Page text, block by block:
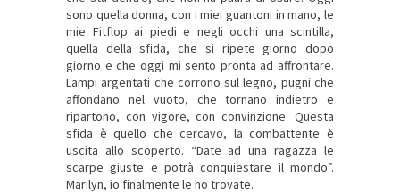
sono quella donna, con i miei guantoni in mano, le
mie Fitflop ai piedi e negli occhi una scintilla,
quella della sfida, che si ripete giorno dopo
giorno e che oggi mi sento pronta ad affrontare.
Lampi argentati che corrono sul legno, pugni che
affondano nel vuoto, che tornano indietro e
ripartono, con vigore, con convinzione. Questa
sfida è quello che cercavo, la combattente è
uscita allo scoperto. “Date ad una ragazza le
scarpe giuste e potrà conquiestare il mondo”.
Marilyn, io finalmente le ho trovate.